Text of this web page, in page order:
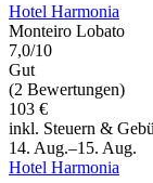
Hotel Harmonia
Monteiro Lobato
7,0/10
Gut
(2 Bewertungen)
103 €
inkl. Steuern &
14. Aug.–15. Aug.
Hotel Harmonia